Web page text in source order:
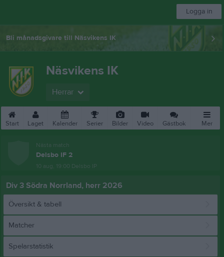
Logga in
Bli månadsgivare till Näsvikens IK
Näsvikens IK
Herrar
Start Laget Kalender Serier Bilder Video Gästbok Mer
Nästa match
Delsbo IF 2
10 aug, 19:00 Delsbo IP
Div 3 Södra Norrland, herr 2026
Översikt & tabell
Matcher
Spelarstatistik